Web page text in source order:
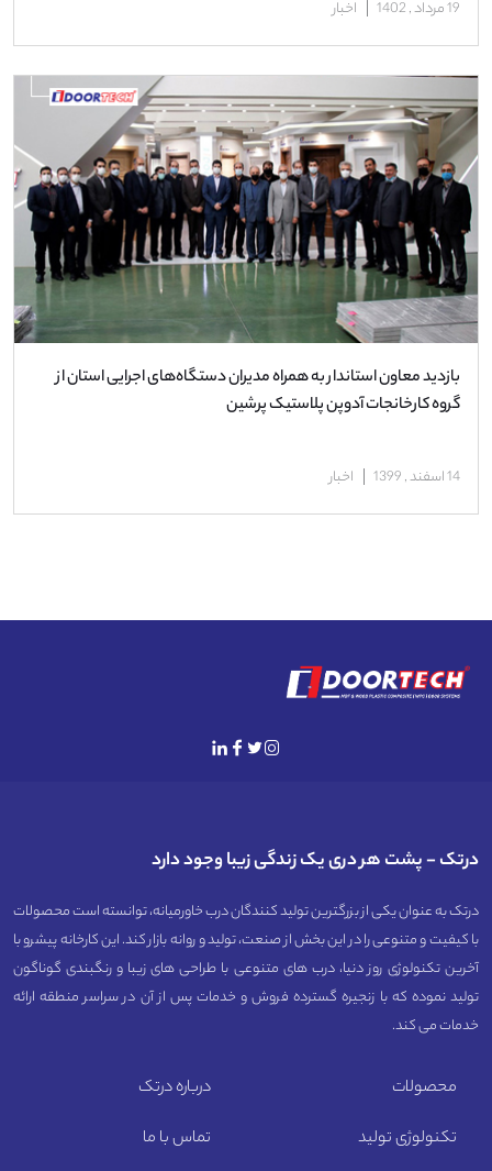
19 مرداد , 1402 اخبار
بازدید معاون استاندار به همراه مديران دستگاه‌های اجرایی استان از
گروه کارخانجات آدوپن پلاستیک پرشین
14 اسفند , 1399 اخبار
محصولات
تکنولوژی تولید
درباره درتک
تماس با ما
درتک - پشت هر دری یک زندگی زیبا وجود دارد
درتک به عنوان یکی از بزرگترین تولید کنندگان درب خاورمیانه، توانسته است محصولات
با کیفیت و متنوعی را در این بخش از صنعت، تولید و روانه بازار کند. این کارخانه پیشرو با
آخرین تکنولوژی روز دنیا، درب های متنوعی با طراحی های زیبا و رنگبندی گوناگون
تولید نموده که با زنجیره گسترده فروش و خدمات پس از آن در سراسر منطقه ارائه
خدمات می کند.